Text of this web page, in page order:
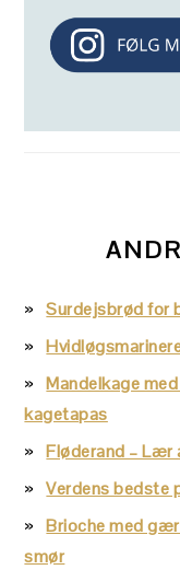
Surdejsbrød for
Mandelkage
kagetapas
Fløderand – Lær
Verdens bedste
Brioche med
smør